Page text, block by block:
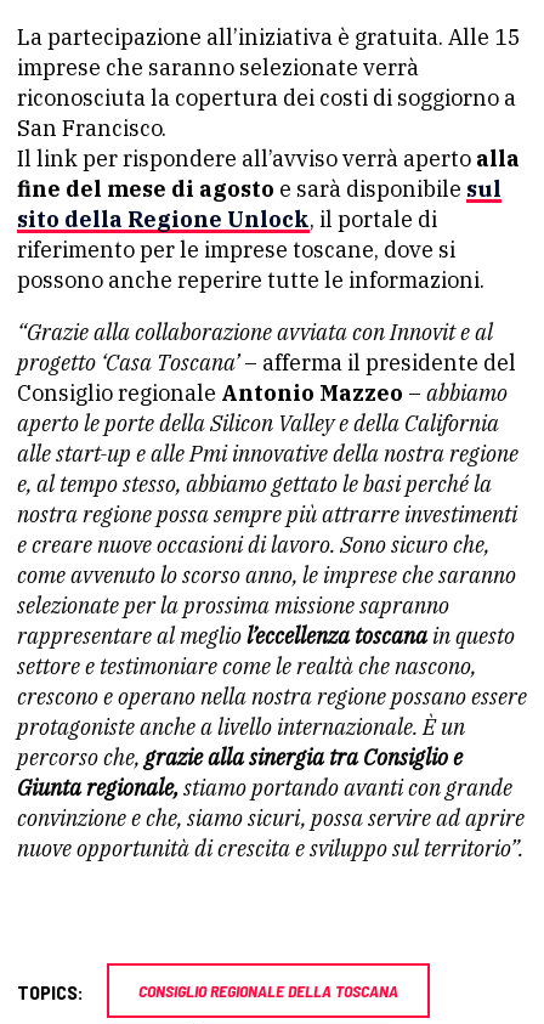
La partecipazione all’iniziativa è gratuita. Alle 15
imprese che saranno selezionate verrà
riconosciuta la copertura dei costi di soggiorno a
San Francisco.
Il link per rispondere all’avviso verrà aperto alla
fine del mese di agosto e sarà disponibile sul
sito della Regione Unlock, il portale di
riferimento per le imprese toscane, dove si
possono anche reperire tutte le informazioni.
“Grazie alla collaborazione avviata con Innovit e al
progetto ‘Casa Toscana’– afferma il presidente del
Consiglio regionale Antonio Mazzeo – abbiamo
aperto le porte della Silicon Valley e della California
alle start-up e alle Pmi innovative della nostra regione
e, al tempo stesso, abbiamo gettato le basi perché la
nostra regione possa sempre più attrarre investimenti
e creare nuove occasioni di lavoro. Sono sicuro che,
come avvenuto lo scorso anno, le imprese che saranno
selezionate per la prossima missione sapranno
rappresentare al megliol’eccellenza toscanain questo
settore e testimoniare come le realtà che nascono,
crescono e operano nella nostra regione possano essere
protagoniste anche a livello internazionale. È un
percorso che, grazie alla sinergia tra Consiglio e
Giunta regionale,stiamo portando avanti con grande
convinzione e che, siamo sicuri, possa servire ad aprire
nuove opportunità di crescita e sviluppo sul territorio”.
TOPICS: CONSIGLIO REGIONALE DELLA TOSCANA